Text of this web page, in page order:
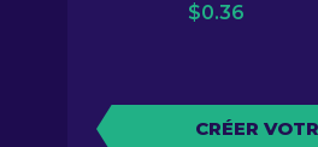
$0.36
CRÉER